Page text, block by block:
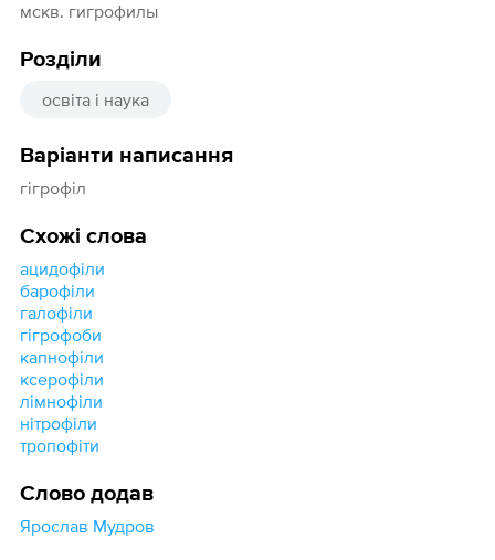
мскв. гигрофилы
Розділи
освіта і наука
Варіанти написання
гігрофіл
Схожі слова
ацидофіли
барофіли
галофіли
гігрофоби
капнофіли
ксерофіли
лімнофіли
нітрофіли
тропофіти
Слово додав
Ярослав Мудров